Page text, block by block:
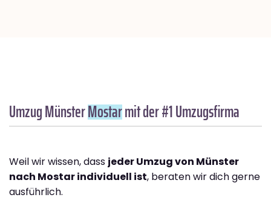
Umzug MünsterMostarmit der #1 Umzugsfirma
Weil wir wissen, dass jeder Umzug von Münster
nach Mostar individuell ist, beraten wir dich gerne
ausführlich.